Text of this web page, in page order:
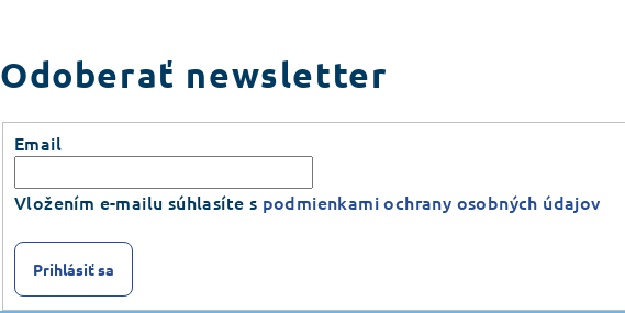
Odoberať newsletter
Email
Vložením e-mailu súhlasíte s podmienkami ochrany osobných údajov
Prihlásiť sa